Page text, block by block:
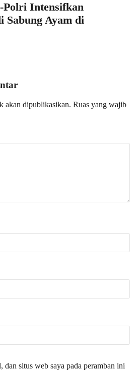
Intensifkan
Sabung Ayam di
akan dipublikasikan. Ruas yang wajib
dan situs web saya pada peramban ini